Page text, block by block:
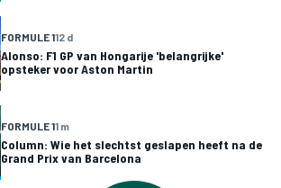
FORMULE 112 d
Alonso: F1 GP van Hongarije 'belangrijke'
opsteker voor Aston Martin
FORMULE 11 m
Column: Wie het slechtst geslapen heeft na de
Grand Prix van Barcelona